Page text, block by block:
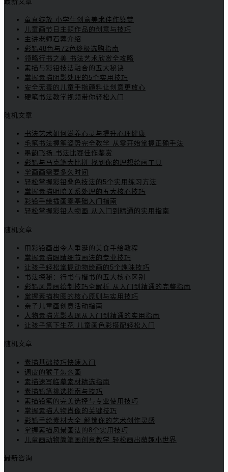
童真绽放 小学生创意美术佳作鉴赏
儿童画节日主题作品的创意与技巧
主讲老师石蓉介绍
彩铅48色与72色终极选购指南
领略行书之美 书法艺术欣赏全攻略
素描与彩铅技法融合的五大秘诀
掌握素描阴影处理的5个实用技巧
安全无毒的儿童手指颜料让创意更放心
硬笔书法教学视频带你轻松入门
随机文章
书法艺术如何滋养心灵与提升心理健康
毛笔书法握笔姿势完全教学 从零开始掌握正确手法
墨韵飞扬 书法比赛佳作鉴赏
彩铅与马克笔大比拼 找到你的理想绘画工具
学画画需要多久时间
轻松掌握彩铅叠色技法的5个实用练习方法
掌握素描明暗关系处理的五大核心技巧
彩铅手绘插画零基础入门指南
轻松掌握彩铅人物画 从入门到精通的实用指南
随机文章
用彩铅画出令人垂涎的美食手绘教程
掌握素描眼睛细节画法的专业技巧
让孩子轻松掌握动物绘画的5个趣味技巧
书法探秘：行书与楷书的五大核心区别
彩铅风景画绘制技巧全解析 从入门到精通的完整指南
掌握素描构图的核心原则与实用技巧
亲子儿童画创意活动指南
人物素描光影表现从入门到精通的实用指南
让孩子笔下生花 儿童画色彩搭配轻松入门
随机文章
素描基础技巧快速入门
调皮的猴子怎么画
素描速写临摹素材精选指南
素描铅笔挑选指南与技巧
素描铅笔的完美选择与专业使用技巧
掌握素描人物肖像的关键技巧
彩铅手绘素材大全 解锁你的艺术创作灵感
掌握素描风景画法的8个实用技巧
儿童画动物简笔画创意教学 轻松画出萌趣小世界
最新咨询